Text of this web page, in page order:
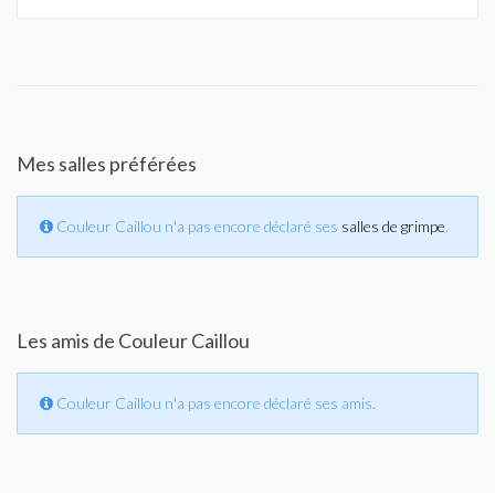
Mes salles préférées
Couleur Caillou n'a pas encore déclaré ses salles de grimpe.
Les amis de Couleur Caillou
Couleur Caillou n'a pas encore déclaré ses amis.